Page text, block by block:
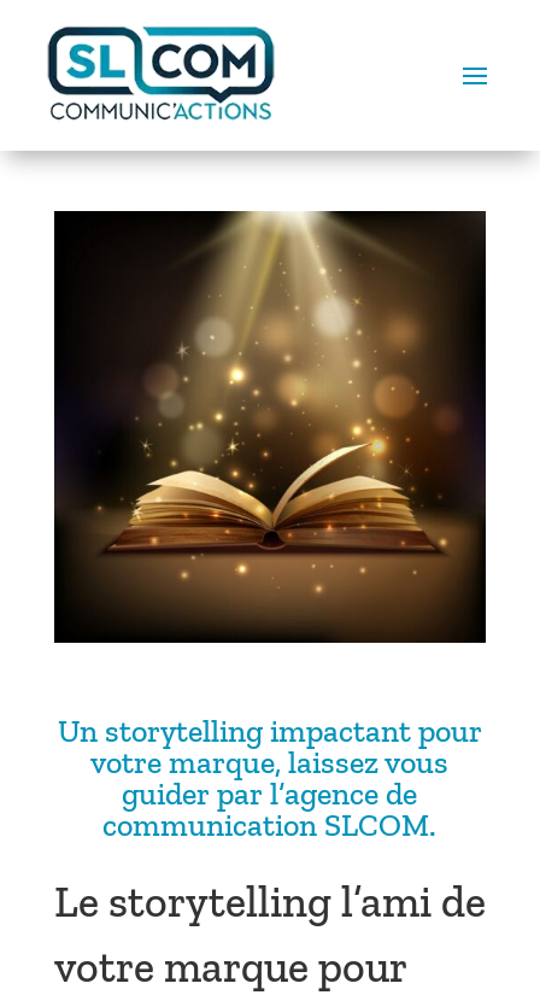
Un storytelling impactant pour
votre marque, laissez vous
guider par l’agence de
communication SLCOM.
Le storytelling l’ami de
votre marque pour